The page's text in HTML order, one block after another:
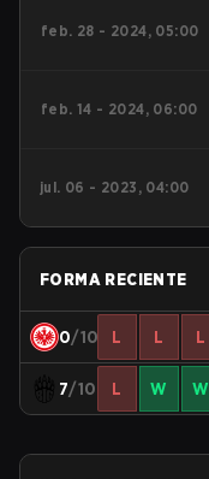
feb. 28 - 2024, 05:00
feb. 14 - 2024, 06:00
jul. 06 - 2023, 04:00
FORMA RECIENTE
0/10 L L L
7/10 L W W